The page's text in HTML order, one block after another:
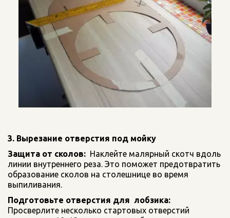
3. Вырезание отверстия под мойку
Защита от сколов:
  Наклейте малярный скотч вдоль
линии внутреннего реза. Это поможет предотвратить
образование сколов на столешнице во время
выпиливания.
Просверлите несколько стартовых отверстий